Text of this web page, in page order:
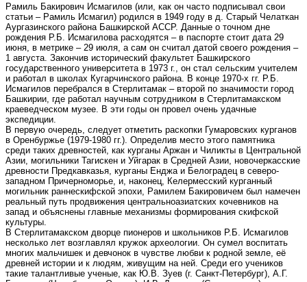
Рамиль Бакирович Исмагилов (или, как он часто подписывал свои
статьи – Рамиль Исмагил) родился в 1949 году в д. Старый Челаткан
Аургазинского района Башкирской АССР. Данные о точном дне
рождения Р.Б. Исмагилова расходятся – в паспорте стоит дата 29
июня, в метрике – 29 июля, а сам он считал датой своего рождения –
1 августа. Закончив исторический факультет Башкирского
государственного университета в 1973 г., он стал сельским учителем
и работал в школах Кугарчинского района. В конце 1970-х гг. Р.Б.
Исмагилов перебрался в Стерлитамак – второй по значимости город
Башкирии, где работал научным сотрудником в Стерлитамакском
краеведческом музее. В эти годы он провел очень удачные
экспедиции.
В первую очередь, следует отметить раскопки Гумаровских курганов
в Оренбуржье (1979-1980 гг.). Определив место этого памятника
среди таких древностей, как курганы Аржан и Чиликты в Центральной
Азии, могильники Тагискен и Уйгарак в Средней Азии, новочеркасские
древности Предкавказья, курганы Енджа и Белоградец в северо-
западном Причерноморье, и, наконец, Келермесский курганный
могильник раннескифской эпохи, Рамилем Бакировичем был намечен
реальный путь продвижения центральноазиатских кочевников на
запад и объяснены главные механизмы формирования скифской
культуры.
В Стерлитамакском дворце пионеров и школьников Р.Б. Исмагилов
несколько лет возглавлял кружок археологии. Он сумел воспитать
многих мальчишек и девчонок в чувстве любви к родной земле, её
древней истории и к людям, живущим на ней. Среди его учеников
такие талантливые ученые, как Ю.В. Зуев (г. Санкт-Петербург), А.Г.